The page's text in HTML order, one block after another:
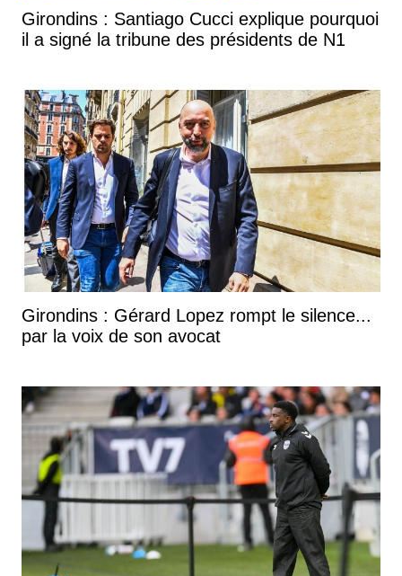
Girondins : Santiago Cucci explique pourquoi
il a signé la tribune des présidents de N1
Girondins : Gérard Lopez rompt le silence...
par la voix de son avocat